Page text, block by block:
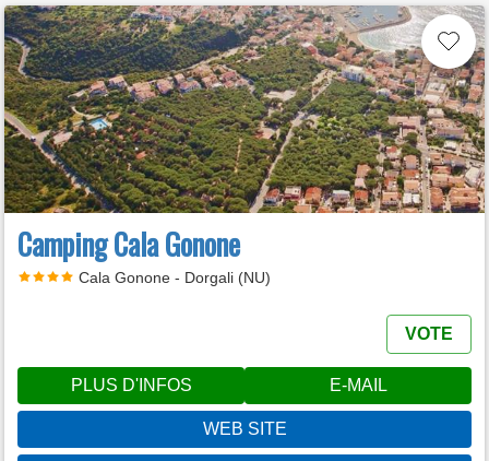
Camping Cala Gonone
Cala Gonone - Dorgali (NU)
VOTE
PLUS D'INFOS E-MAIL
WEB SITE